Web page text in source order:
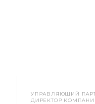
УПРАВЛЯЮЩИЙ
ДИРЕКТОР